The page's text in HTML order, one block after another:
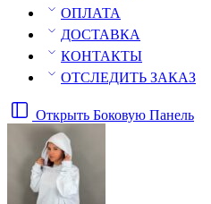
ОПЛАТА
ДОСТАВКА
КОНТАКТЫ
ОТСЛЕДИТЬ ЗАКАЗ
Открыть Боковую Панель